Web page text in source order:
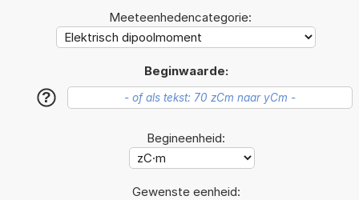
Meeteenhedencategorie:
Beginwaarde:
?
Begineenheid:
Gewenste eenheid: